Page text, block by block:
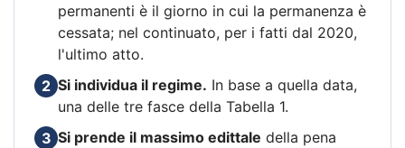
permanenti è il giorno in cui la permanenza è
cessata; nel continuato, per i fatti dal 2020,
l'ultimo atto.
2 Si individua il regime. In base a quella data,
una delle tre fasce della Tabella 1.
3 Si prende il massimo edittale della pena